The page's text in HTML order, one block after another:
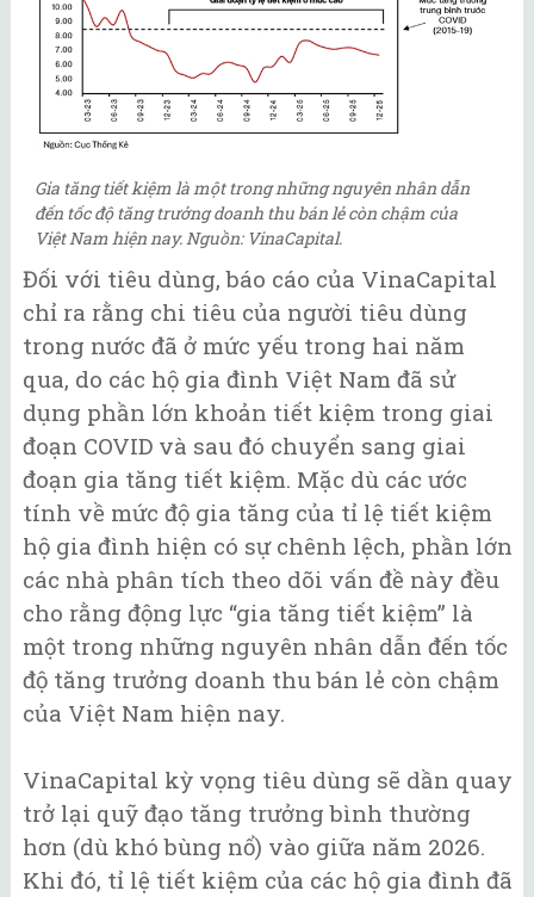
Gia tăng tiết kiệm là một trong những nguyên nhân dẫn
đến tốc độ tăng trưởng doanh thu bán lẻ còn chậm của
Việt Nam hiện nay. Nguồn: VinaCapital.
Đối với tiêu dùng, báo cáo của VinaCapital
chỉ ra rằng chi tiêu của người tiêu dùng
trong nước đã ở mức yếu trong hai năm
qua, do các hộ gia đình Việt Nam đã sử
dụng phần lớn khoản tiết kiệm trong giai
đoạn COVID và sau đó chuyển sang giai
đoạn gia tăng tiết kiệm. Mặc dù các ước
tính về mức độ gia tăng của tỉ lệ tiết kiệm
hộ gia đình hiện có sự chênh lệch, phần lớn
các nhà phân tích theo dõi vấn đề này đều
cho rằng động lực “gia tăng tiết kiệm” là
một trong những nguyên nhân dẫn đến tốc
độ tăng trưởng doanh thu bán lẻ còn chậm
của Việt Nam hiện nay.
VinaCapital kỳ vọng tiêu dùng sẽ dần quay
trở lại quỹ đạo tăng trưởng bình thường
hơn (dù khó bùng nổ) vào giữa năm 2026.
Khi đó, tỉ lệ tiết kiệm của các hộ gia đình đã